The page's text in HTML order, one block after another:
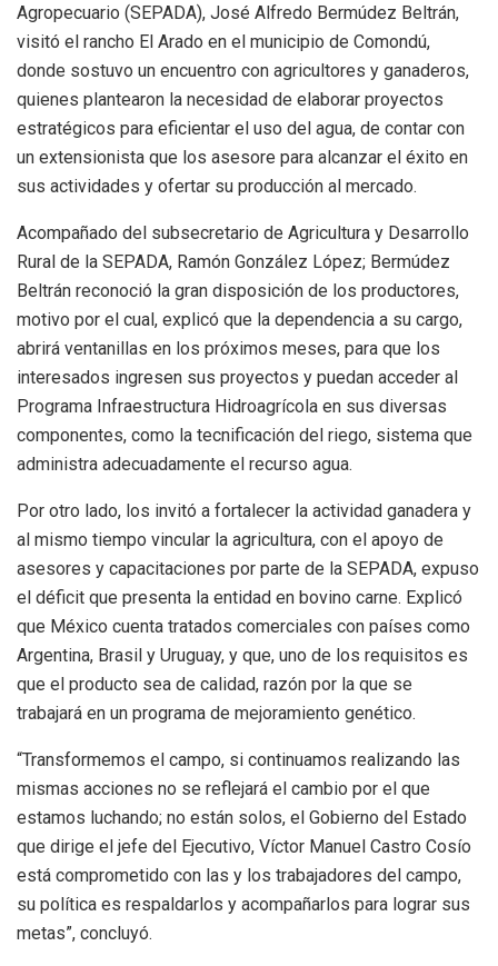
Agropecuario (SEPADA), José Alfredo Bermúdez Beltrán,
visitó el rancho El Arado en el municipio de Comondú,
donde sostuvo un encuentro con agricultores y ganaderos,
quienes plantearon la necesidad de elaborar proyectos
estratégicos para eficientar el uso del agua, de contar con
un extensionista que los asesore para alcanzar el éxito en
sus actividades y ofertar su producción al mercado.
Acompañado del subsecretario de Agricultura y Desarrollo
Rural de la SEPADA, Ramón González López; Bermúdez
Beltrán reconoció la gran disposición de los productores,
motivo por el cual, explicó que la dependencia a su cargo,
abrirá ventanillas en los próximos meses, para que los
interesados ingresen sus proyectos y puedan acceder al
Programa Infraestructura Hidroagrícola en sus diversas
componentes, como la tecnificación del riego, sistema que
administra adecuadamente el recurso agua.
Por otro lado, los invitó a fortalecer la actividad ganadera y
al mismo tiempo vincular la agricultura, con el apoyo de
asesores y capacitaciones por parte de la SEPADA, expuso
el déficit que presenta la entidad en bovino carne. Explicó
que México cuenta tratados comerciales con países como
Argentina, Brasil y Uruguay, y que, uno de los requisitos es
que el producto sea de calidad, razón por la que se
trabajará en un programa de mejoramiento genético.
“Transformemos el campo, si continuamos realizando las
mismas acciones no se reflejará el cambio por el que
estamos luchando; no están solos, el Gobierno del Estado
que dirige el jefe del Ejecutivo, Víctor Manuel Castro Cosío
está comprometido con las y los trabajadores del campo,
su política es respaldarlos y acompañarlos para lograr sus
metas”, concluyó.